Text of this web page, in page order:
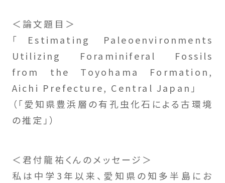
＜論文題目＞
「Estimating Paleoenvironments
Utilizing Foraminiferal Fossils
from the Toyohama Formation,
Aichi Prefecture, Central Japan」
（「愛知県豊浜層の有孔虫化石による古環境
の推定」）
＜君付龍祐くんのメッセージ＞
私は中学3年以来、愛知県の知多半島にお